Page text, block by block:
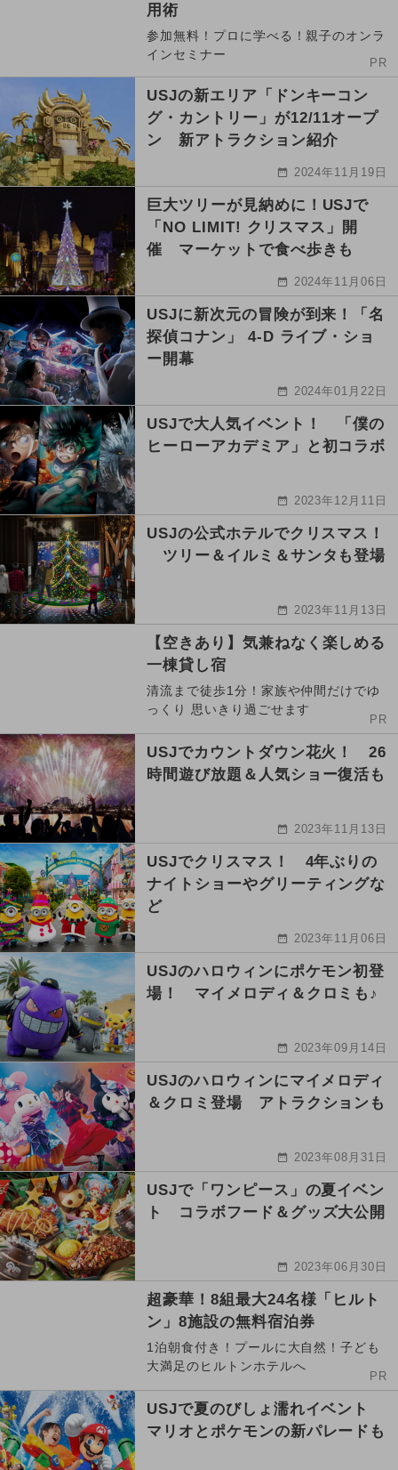
用術
参加無料！プロに学べる！親子のオンラ
インセミナー
PR
USJの新エリア「ドンキーコン
グ・カントリー」が12/11オープ
ン 新アトラクション紹介
2024年11月19日
巨大ツリーが見納めに！USJで
「NO LIMIT! クリスマス」開
催 マーケットで食べ歩きも
2024年11月06日
USJに新次元の冒険が到来！「名
探偵コナン」 4-D ライブ・ショ
ー開幕
2024年01月22日
USJで大人気イベント！ 「僕の
ヒーローアカデミア」と初コラボ
2023年12月11日
USJの公式ホテルでクリスマス！
ツリー＆イルミ＆サンタも登場
2023年11月13日
【空きあり】気兼ねなく楽しめる
一棟貸し宿
清流まで徒歩1分！家族や仲間だけでゆ
っくり 思いきり過ごせます
PR
USJでカウントダウン花火！ 26
時間遊び放題＆人気ショー復活も
2023年11月13日
USJでクリスマス！ 4年ぶりの
ナイトショーやグリーティングな
ど
2023年11月06日
USJのハロウィンにポケモン初登
場！ マイメロディ＆クロミも♪
2023年09月14日
USJのハロウィンにマイメロディ
＆クロミ登場 アトラクションも
2023年08月31日
USJで「ワンピース」の夏イベン
ト コラボフード＆グッズ大公開
2023年06月30日
超豪華！8組最大24名様「ヒルト
ン」8施設の無料宿泊券
1泊朝食付き！プールに大自然！子ども
大満足のヒルトンホテルへ
PR
USJで夏のびしょ濡れイベント
マリオとポケモンの新パレードも